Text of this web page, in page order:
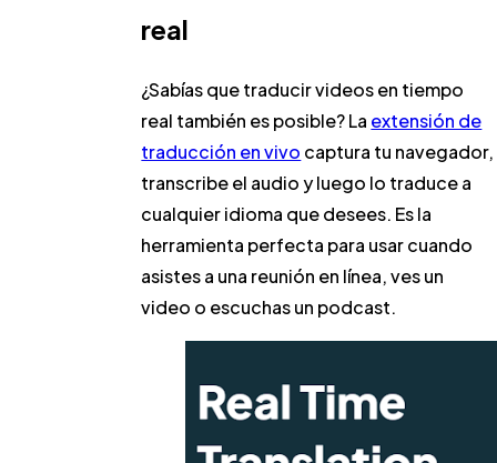
real
¿Sabías que traducir videos en tiempo
real también es posible? La extensión de
traducción en vivo captura tu navegador,
transcribe el audio y luego lo traduce a
cualquier idioma que desees. Es la
herramienta perfecta para usar cuando
asistes a una reunión en línea, ves un
video o escuchas un podcast.